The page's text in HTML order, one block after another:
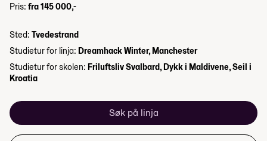
Pris: fra 145 000,-
Sted: Tvedestrand
Studietur for linja: Dreamhack Winter, Manchester
Studietur for skolen: Friluftsliv Svalbard, Dykk i Maldivene, Seil i
Kroatia
Søk på linja